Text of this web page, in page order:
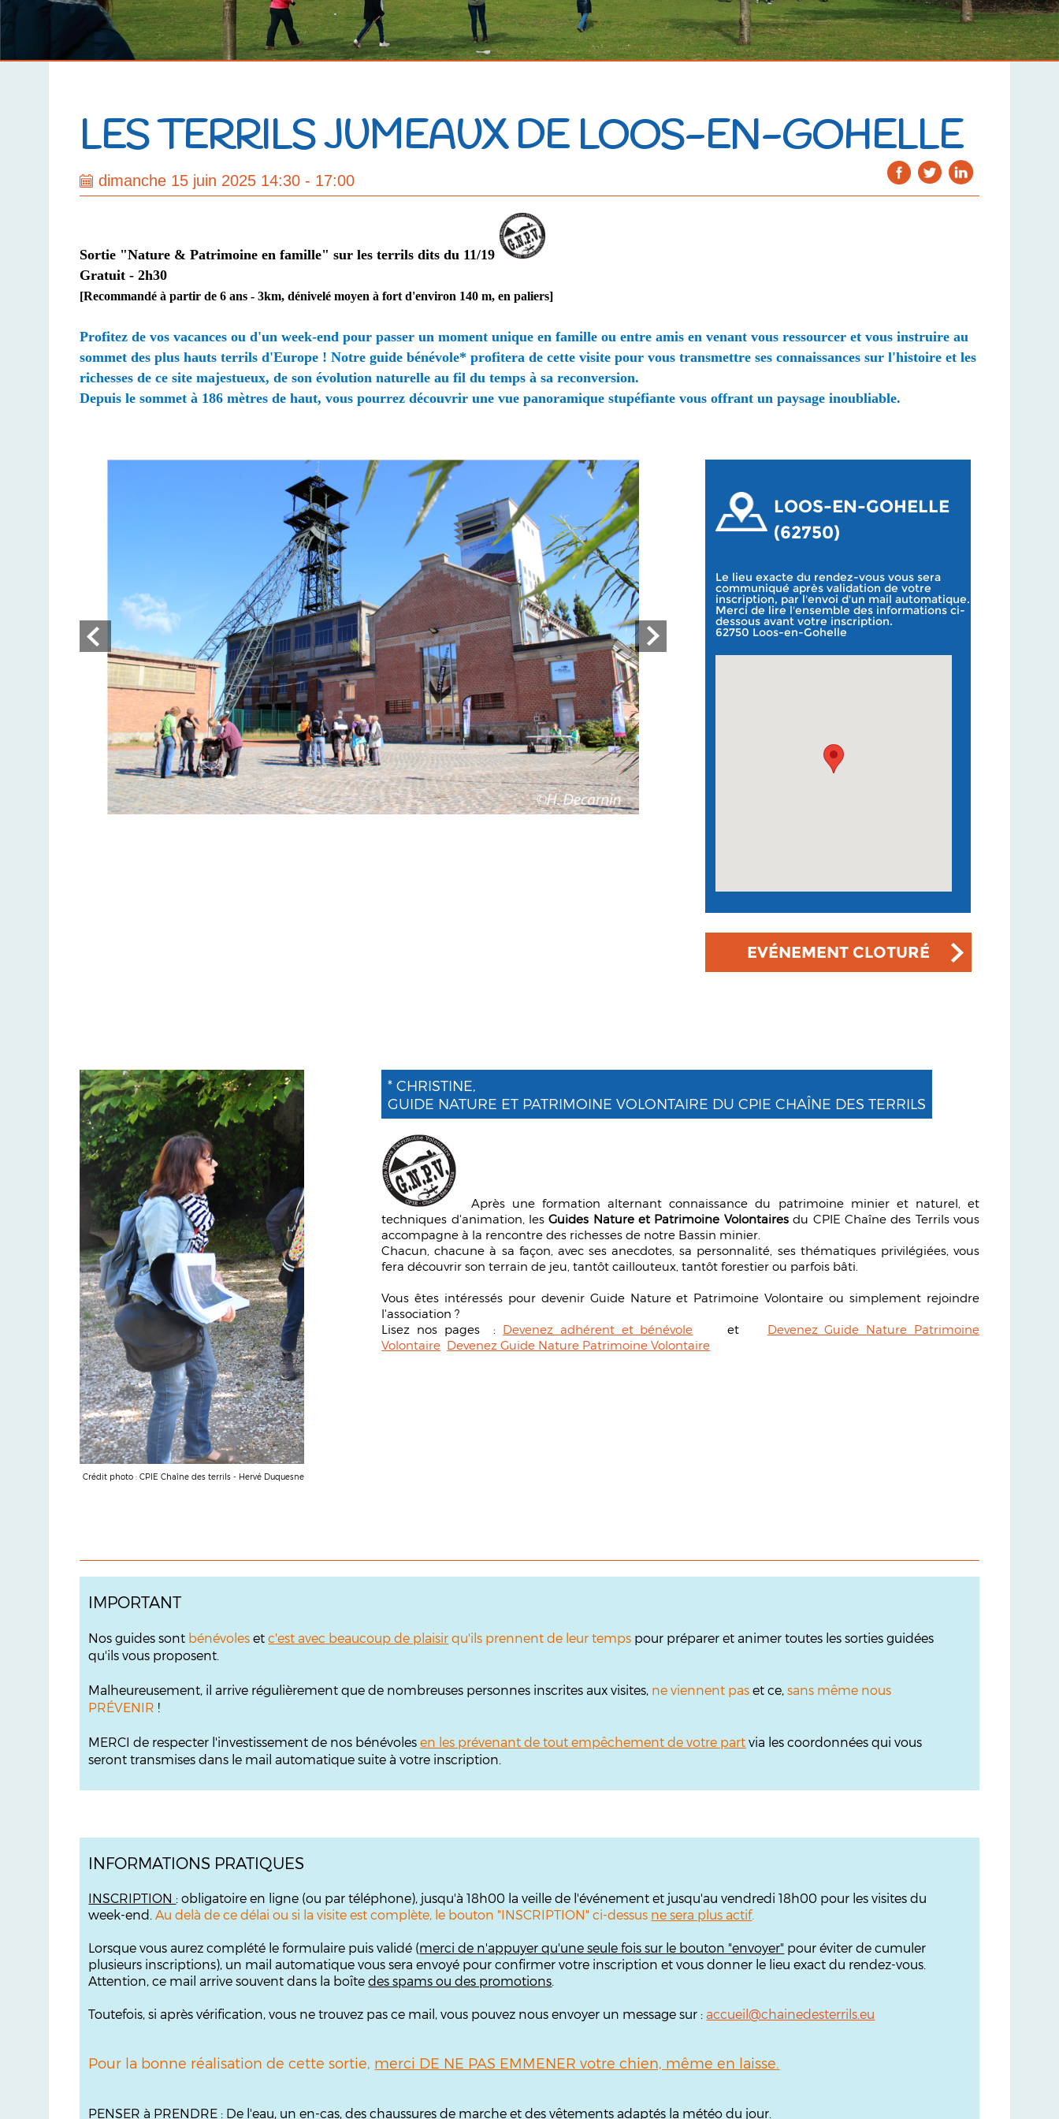
LES TERRILS JUMEAUX DE LOOS-EN-GOHELLE
dimanche 15 juin 2025 14:30 - 17:00
Sortie "Nature & Patrimoine en famille" sur les terrils dits du 11/19
Gratuit - 2h30
[Recommandé à partir de 6 ans -3km,dénivelé moyen à fort d'environ 140 m, en paliers]
Profitez de vos vacances ou d'un week-end pour passer un moment unique en famille ou entre amis en venant vous ressourcer et vous instruire au
sommet des plus hauts terrils d'Europe ! Notre guide bénévole* profitera de cette visite pour vous transmettre ses connaissances sur l'histoire et les
richesses de ce site majestueux, de son évolution naturelle au fil du temps à sa reconversion.
Depuis le sommet à 186 mètres de haut, vous pourrez découvrir une vue panoramique stupéfiante vous offrant un paysage inoubliable.
LOOS-EN-GOHELLE
(62750)
Le lieu exacte du rendez-vous vous sera
communiqué après validation de votre
inscription, par l'envoi d'un mail automatique.
Merci de lire l'ensemble des informations ci-
dessous avant votre inscription.
62750 Loos-en-Gohelle
EVÉNEMENT CLOTURÉ
Crédit photo : CPIE Chaîne des terrils - Hervé Duquesne
* CHRISTINE,
GUIDE NATURE ET PATRIMOINE VOLONTAIRE DU CPIE CHAÎNE DES TERRILS
Après une formation alternant connaissance du patrimoine minier et naturel, et
techniques d'animation, lesGuides Nature et Patrimoine Volontairesdu CPIE Chaîne des Terrils vous
accompagne à la rencontre des richesses de notre Bassin minier.
Chacun, chacune à sa façon, avec ses anecdotes, sa personnalité, ses thématiques privilégiées, vous
fera découvrir son terrain de jeu, tantôt caillouteux, tantôt forestier ou parfois bâti.
Vous êtes intéressés pour devenir Guide Nature et Patrimoine Volontaire ou simplement rejoindre
l'association ?
Lisez nos pages : Devenez adhérent et bénévole et Devenez Guide Nature Patrimoine
Volontaire Devenez Guide Nature Patrimoine Volontaire
IMPORTANT
Nos guides sont bénévoles etc'est avec beaucoup de plaisir qu'ils prennent de leur temps pour préparer et animer toutes les sorties guidées
qu'ils vous proposent.
Malheureusement, il arrive régulièrement que de nombreuses personnes inscrites aux visites, ne viennent pas et ce,sans même nous
PRÉVENIR !
MERCI de respecter l'investissement de nos bénévolesen les prévenant de tout empêchement de votre part via les coordonnées qui vous
seront transmises dans le mail automatique suite à votre inscription.
INFORMATIONS PRATIQUES
INSCRIPTION : obligatoire en ligne (ou par téléphone), jusqu'à 18h00 la veille de l'événement et jusqu'au vendredi 18h00 pour les visites du
week-end.Au delà de ce délai ou si la visite est complète, le bouton "INSCRIPTION" ci-dessus ne sera plus actif.
Lorsque vous aurez complété le formulaire puis validé (merci de n'appuyer qu'une seule fois sur le bouton "envoyer" pour éviter de cumuler
plusieurs inscriptions), un mail automatique vous sera envoyé pour confirmer votre inscription et vous donner le lieu exact du rendez-vous.
Attention, ce mail arrive souvent dans la boîtedes spams ou des promotions.
Toutefois, si après vérification, vous ne trouvez pas ce mail, vous pouvez nous envoyer un message sur :accueil@chainedesterrils.eu
Pour la bonne réalisation de cette sortie, merci DE NE PAS EMMENER votre chien, même en laisse.
PENSER à PRENDRE : De l'eau, un en-cas, des chaussures de marche et des vêtements adaptés la météo du jour.